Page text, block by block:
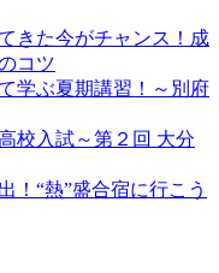
きた今がチャンス！成
コツ
学ぶ夏期講習！～別府
校入試～第２回 大分
！“熱”盛合宿に行こう